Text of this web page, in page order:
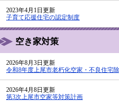
2023年4月1日更新
子育て応援住宅の認定制度
空き家対策
2026年8月3日更新
令和8年度上尾市老朽化空家・不良住宅
2026年4月8日更新
第3次上尾市空家等対策計画